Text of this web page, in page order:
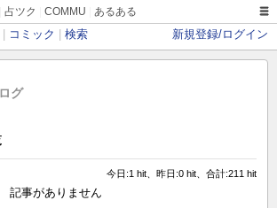
占ツク COMMU あるある
コミック 検索 新規登録/ログイン
グ
今日:1 hit、昨日:0 hit、合計:211 hit
記事がありません